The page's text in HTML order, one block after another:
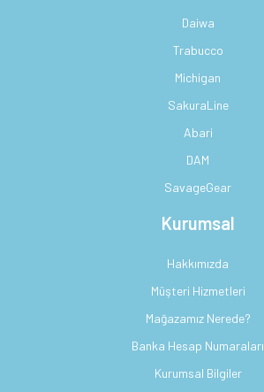
Daiwa
Trabucco
Michigan
SakuraLine
Abari
DAM
SavageGear
Kurumsal
Hakkımızda
Müşteri Hizmetleri
Mağazamız Nerede?
Banka Hesap Numaraları
Kurumsal Bilgiler